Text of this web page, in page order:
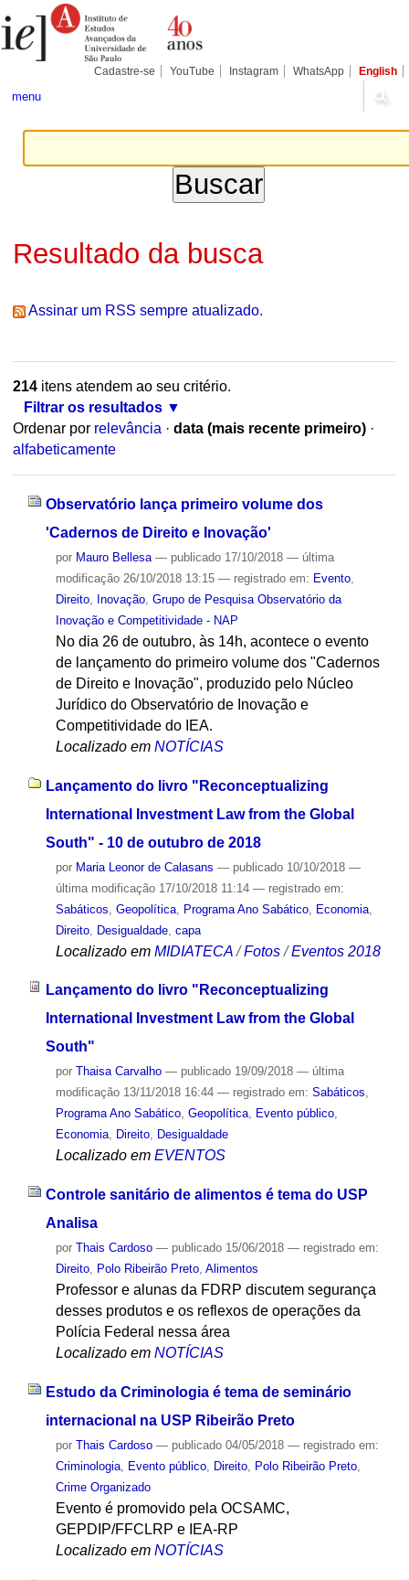
para
conteúdo.
Pessoais
Cadastre-se YouTube Instagram WhatsApp English
menu
Resultado da busca
Assinar um RSS sempre atualizado.
214itens atendem ao seu critério.
Filtrar os resultados
Ordenar por relevância · data (mais recente primeiro) ·
alfabeticamente
Observatório lança primeiro volume dos
'Cadernos de Direito e Inovação'
por Mauro Bellesa — publicado17/10/2018 — última
modificação26/10/2018 13:15 — registrado em: Evento,
Direito, Inovação, Grupo de Pesquisa Observatório da
Inovação e Competitividade - NAP
No dia 26 de outubro, às 14h, acontece o evento
de lançamento do primeiro volume dos "Cadernos
de Direito e Inovação", produzido pelo Núcleo
Jurídico do Observatório de Inovação e
Competitividade do IEA.
Localizado em NOTÍCIAS
Lançamento do livro "Reconceptualizing
International Investment Law from the Global
South" - 10 de outubro de 2018
por Maria Leonor de Calasans — publicado10/10/2018 —
última modificação17/10/2018 11:14 — registrado em:
Sabáticos Geopolítica, Programa Ano Sabático, Economia,
Direito, Desigualdade, capa
Localizado em MIDIATECA /Fotos /Eventos 2018
Lançamento do livro "Reconceptualizing
International Investment Law from the Global
South"
por Thaisa Carvalho — publicado19/09/2018 — última
modificação13/11/2018 16:44 — registrado em: Sabáticos,
Programa Ano Sabático, Geopolítica, Evento público,
Economia, Direito, Desigualdade
Localizado em EVENTOS
Controle sanitário de alimentos é tema do USP
Analisa
por Thais Cardoso — publicado15/06/2018 — registrado em:
Direito, Polo Ribeirão Preto, Alimentos
Professor e alunas da FDRP discutem segurança
desses produtos e os reflexos de operações da
Polícia Federal nessa área
Localizado em NOTÍCIAS
Estudo da Criminologia é tema de seminário
internacional na USP Ribeirão Preto
por Thais Cardoso — publicado04/05/2018 — registrado em:
Criminologia, Evento público, Direito, Polo Ribeirão Preto,
Crime Organizado
Evento é promovido pela OCSAMC,
GEPDIP/FFCLRP e IEA-RP
Localizado em NOTÍCIAS